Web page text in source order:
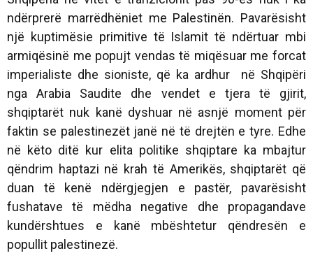
ndërprerë marrëdhëniet me Palestinën. Pavarësisht
një kuptimësie primitive të Islamit të ndërtuar mbi
armiqësinë me popujt vendas të miqësuar me forcat
imperialiste dhe sioniste, që ka ardhur në Shqipëri
nga Arabia Saudite dhe vendet e tjera të gjirit,
shqiptarët nuk kanë dyshuar në asnjë moment për
faktin se palestinezët janë në të drejtën e tyre. Edhe
në këto ditë kur elita politike shqiptare ka mbajtur
qëndrim haptazi në krah të Amerikës, shqiptarët që
duan të kenë ndërgjegjen e pastër, pavarësisht
fushatave të mëdha negative dhe propagandave
kundërshtues e kanë mbështetur qëndresën e
popullit palestinezë.